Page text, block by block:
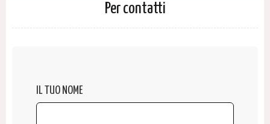
Per contatti
IL TUO NOME